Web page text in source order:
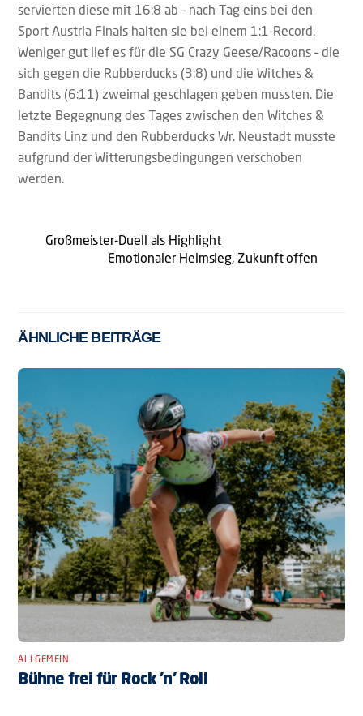
servierten diese mit 16:8 ab – nach Tag eins bei den
Sport Austria Finals halten sie bei einem 1:1-Record.
Weniger gut lief es für die SG Crazy Geese/Racoons – die
sich gegen die Rubberducks (3:8) und die Witches &
Bandits (6:11) zweimal geschlagen geben mussten. Die
letzte Begegnung des Tages zwischen den Witches &
Bandits Linz und den Rubberducks Wr. Neustadt musste
aufgrund der Witterungsbedingungen verschoben
werden.
Großmeister-Duell als Highlight
Emotionaler Heimsieg, Zukunft offen
ÄHNLICHE BEITRÄGE
ALLGEMEIN
Bühne frei für Rock ’n’ Roll